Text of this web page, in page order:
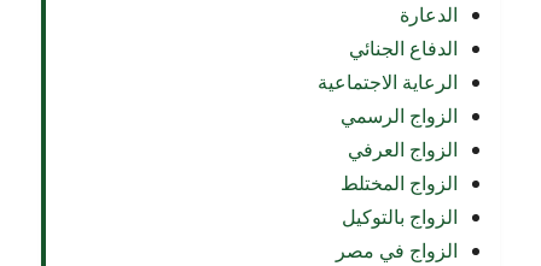
الدعارة
الدفاع الجنائي
الرعاية الاجتماعية
الزواج الرسمي
الزواج العرفي
الزواج المختلط
الزواج بالتوكيل
الزواج في مصر